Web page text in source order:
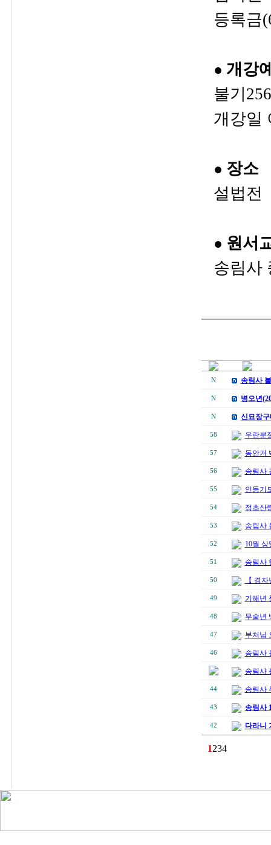
등록금
● 개강
불기
개강일
● 장소
설법전
● 원서
송림사
N 송림사
N 병오년
N 신묘장
58 우란분
57 동안거
56 송림사
55 인등기
54 정초산
53 송림사
52 10월 상
51 송림사
50 【 경
49 기해년
48 무술년
47 부처님
46 송림사
송림사
44 송림사
43 송림사
42 다라니
1234